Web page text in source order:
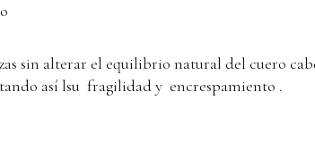
sin alterar el equilibrio natural del cuero
así lsu fragilidad y encrespamiento .